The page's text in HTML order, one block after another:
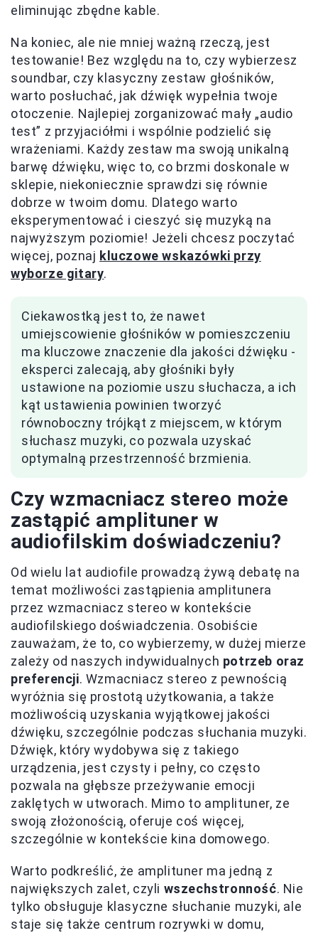
eliminując zbędne kable.
Na koniec, ale nie mniej ważną rzeczą, jest
testowanie! Bez względu na to, czy wybierzesz
soundbar, czy klasyczny zestaw głośników,
warto posłuchać, jak dźwięk wypełnia twoje
otoczenie. Najlepiej zorganizować mały „audio
test” z przyjaciółmi i wspólnie podzielić się
wrażeniami. Każdy zestaw ma swoją unikalną
barwę dźwięku, więc to, co brzmi doskonale w
sklepie, niekoniecznie sprawdzi się równie
dobrze w twoim domu. Dlatego warto
eksperymentować i cieszyć się muzyką na
najwyższym poziomie! Jeżeli chcesz poczytać
więcej, poznaj kluczowe wskazówki przy
wyborze gitary.
Ciekawostką jest to, że nawet
umiejscowienie głośników w pomieszczeniu
ma kluczowe znaczenie dla jakości dźwięku -
eksperci zalecają, aby głośniki były
ustawione na poziomie uszu słuchacza, a ich
kąt ustawienia powinien tworzyć
równoboczny trójkąt z miejscem, w którym
słuchasz muzyki, co pozwala uzyskać
optymalną przestrzenność brzmienia.
Czy wzmacniacz stereo może
zastąpić amplituner w
audiofilskim doświadczeniu?
Od wielu lat audiofile prowadzą żywą debatę na
temat możliwości zastąpienia amplitunera
przez wzmacniacz stereo w kontekście
audiofilskiego doświadczenia. Osobiście
zauważam, że to, co wybierzemy, w dużej mierze
zależy od naszych indywidualnych potrzeb oraz
preferencji. Wzmacniacz stereo z pewnością
wyróżnia się prostotą użytkowania, a także
możliwością uzyskania wyjątkowej jakości
dźwięku, szczególnie podczas słuchania muzyki.
Dźwięk, który wydobywa się z takiego
urządzenia, jest czysty i pełny, co często
pozwala na głębsze przeżywanie emocji
zaklętych w utworach. Mimo to amplituner, ze
swoją złożonością, oferuje coś więcej,
szczególnie w kontekście kina domowego.
Warto podkreślić, że amplituner ma jedną z
największych zalet, czyli wszechstronność. Nie
tylko obsługuje klasyczne słuchanie muzyki, ale
staje się także centrum rozrywki w domu,